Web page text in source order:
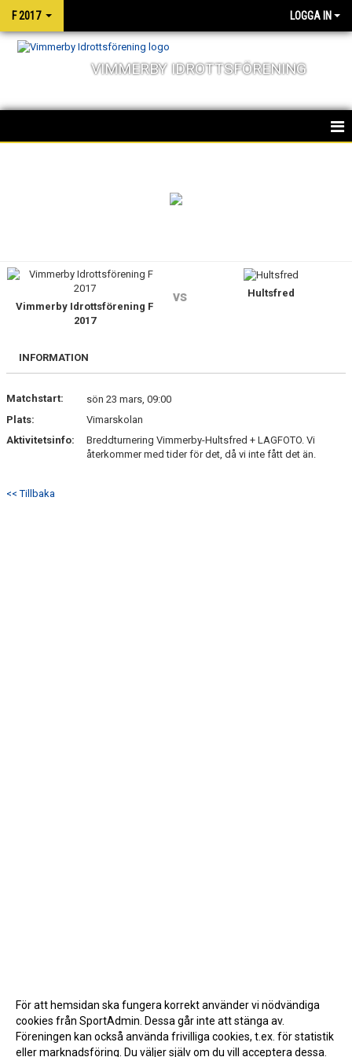
F 2017 LOGGA IN
VIMMERBY IDROTTSFÖRENING
DOKUMENT
KONTAKT
Vimmerby Idrottsförening F
2017
vs Hultsfred
INFORMATION
Matchstart:
sön 23 mars, 09:00
Plats:
Vimarskolan
Aktivitetsinfo:
Breddturnering Vimmerby-Hultsfred + LAGFOTO. Vi
återkommer med tider för det, då vi inte fått det än.
<< Tillbaka
För att hemsidan ska fungera korrekt använder vi nödvändiga
cookies från SportAdmin. Dessa går inte att stänga av.
Föreningen kan också använda frivilliga cookies, t.ex. för statistik
eller marknadsföring. Du väljer själv om du vill acceptera dessa.